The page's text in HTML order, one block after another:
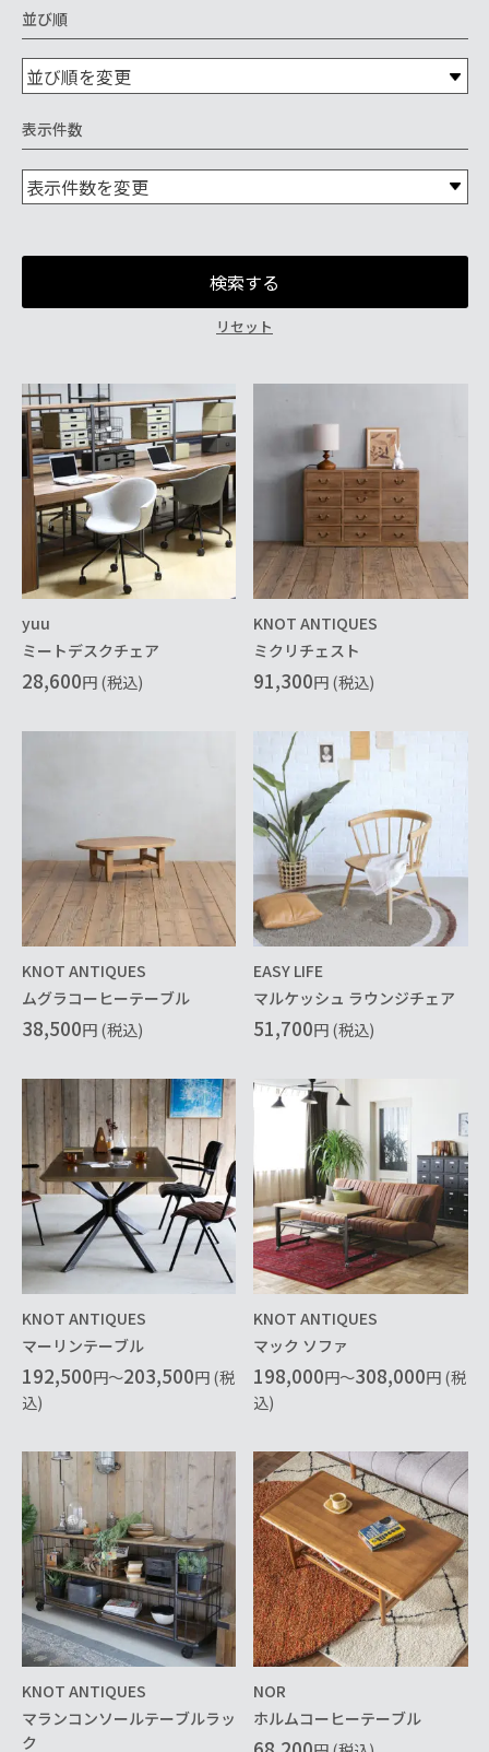
並び順
表示件数
リセット
yuu
ミートデスクチェア
28,600円 (税込)
KNOT ANTIQUES
ミクリチェスト
91,300円 (税込)
KNOT ANTIQUES
ムグラコーヒーテーブル
38,500円 (税込)
EASY LIFE
マルケッシュ ラウンジチェア
51,700円 (税込)
KNOT ANTIQUES
マーリンテーブル
192,500円～203,500円 (税
込)
KNOT ANTIQUES
マック ソファ
198,000円～308,000円 (税
込)
KNOT ANTIQUES
マランコンソールテーブルラッ
ク
NOR
ホルムコーヒーテーブル